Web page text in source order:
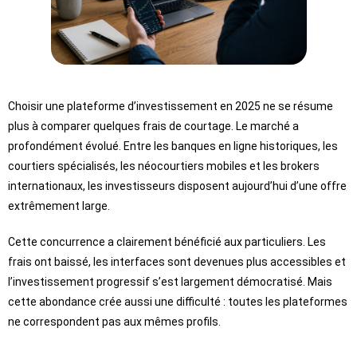
Choisir une plateforme d’investissement en 2025 ne se résume
plus à comparer quelques frais de courtage. Le marché a
profondément évolué. Entre les banques en ligne historiques, les
courtiers spécialisés, les néocourtiers mobiles et les brokers
internationaux, les investisseurs disposent aujourd’hui d’une offre
extrêmement large.
Cette concurrence a clairement bénéficié aux particuliers. Les
frais ont baissé, les interfaces sont devenues plus accessibles et
l’investissement progressif s’est largement démocratisé. Mais
cette abondance crée aussi une difficulté : toutes les plateformes
ne correspondent pas aux mêmes profils.